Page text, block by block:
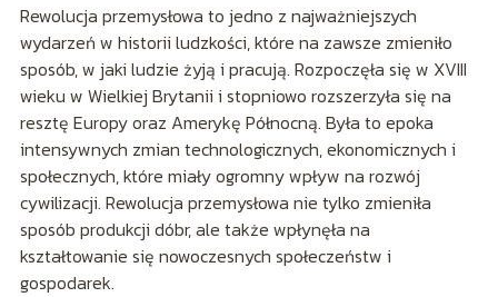
Rewolucja przemysłowa to jedno z najważniejszych
wydarzeń w historii ludzkości, które na zawsze zmieniło
sposób, w jaki ludzie żyją i pracują. Rozpoczęła się w XVIII
wieku w Wielkiej Brytanii i stopniowo rozszerzyła się na
resztę Europy oraz Amerykę Północną. Była to epoka
intensywnych zmian technologicznych, ekonomicznych i
społecznych, które miały ogromny wpływ na rozwój
cywilizacji. Rewolucja przemysłowa nie tylko zmieniła
sposób produkcji dóbr, ale także wpłynęła na
kształtowanie się nowoczesnych społeczeństw i
gospodarek.